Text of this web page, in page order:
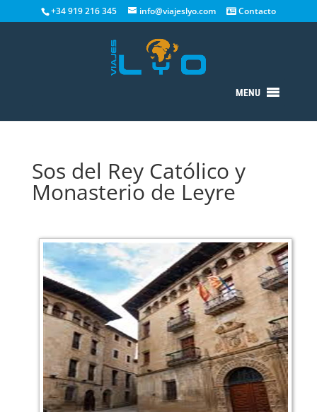
+34 919 216 345 info@viajeslyo.com Contacto
MENU
Sos del Rey Católico y
Monasterio de Leyre